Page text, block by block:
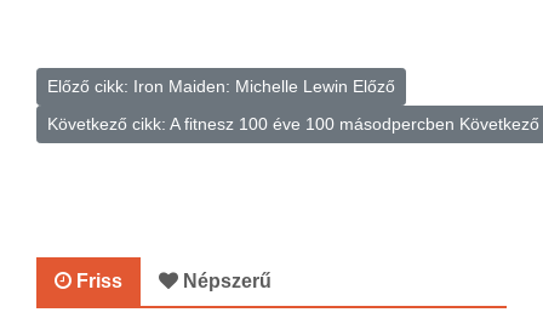
Előző cikk: Iron Maiden: Michelle Lewin Előző
Következő cikk: A fitnesz 100 éve 100 másodpercben Következő
Friss Népszerű